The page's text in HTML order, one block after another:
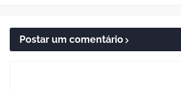
Postar um comentário